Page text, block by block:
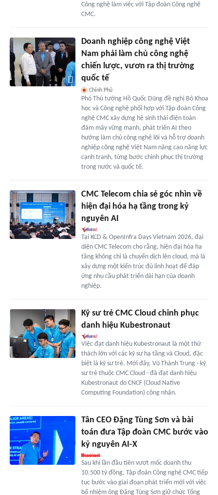
Công nghệ làm việc với Tập đoàn Công nghệ
CMC.
Doanh nghiệp công nghệ Việt
Nam phải làm chủ công nghệ
chiến lược, vươn ra thị trường
quốc tế
Chính Phủ
Phó Thủ tướng Hồ Quốc Dũng đề nghị Bộ Khoa
học và Công nghệ phối hợp với Tập đoàn Công
nghệ CMC xây dựng hệ sinh thái điện toán
đám mây vững mạnh, phát triển AI theo
hướng làm chủ công nghệ lõi và hỗ trợ doanh
nghiệp công nghệ Việt Nam nâng cao năng lực
cạnh tranh, từng bước chinh phục thị trường
trong nước và quốc tế.
CMC Telecom chia sẻ góc nhìn về
hiện đại hóa hạ tầng trong kỷ
nguyên AI
Tại KCD & OpenInfra Days Vietnam 2026, đại
diện CMC Telecom cho rằng, hiện đại hóa hạ
tầng không chỉ là chuyển dịch lên cloud, mà là
xây dựng một kiến trúc đủ linh hoạt để đáp
ứng nhu cầu phát triển dài hạn của doanh
nghiệp.
Kỹ sư trẻ CMC Cloud chinh phục
danh hiệu Kubestronaut
Việc đạt danh hiệu Kubestronaut là một thử
thách lớn với các kỹ sư hạ tầng và Cloud, đặc
biệt là kỹ sư trẻ. Mới đây, Vũ Thành Trung - kỹ
sư trẻ thuộc CMC Cloud - đã đạt danh hiệu
Kubestronaut do CNCF (Cloud Native
Computing Foundation) công nhận.
Tân CEO Đặng Tùng Sơn và bài
toán đưa Tập đoàn CMC bước vào
kỷ nguyên AI-X
Sau khi lần đầu tiên vượt mốc doanh thu
10.500 tỷ đồng, Tập đoàn Công nghệ CMC tiếp
tục bước vào giai đoạn phát triển mới với việc
bổ nhiệm ông Đặng Tùng Sơn giữ chức Tổng